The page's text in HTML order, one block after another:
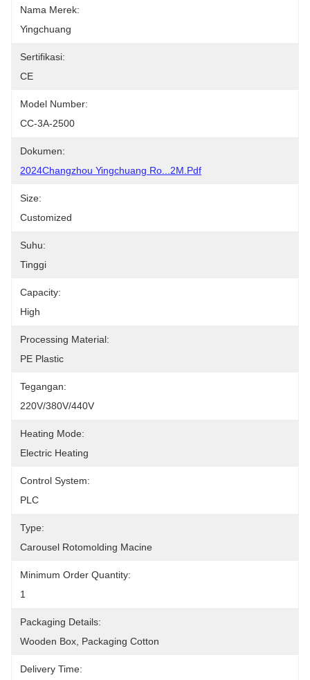
Nama Merek:
Yingchuang
Sertifikasi:
CE
Model Number:
CC-3A-2500
Dokumen:
2024Changzhou Yingchuang Ro...2M.pdf
Size:
Customized
Suhu:
Tinggi
Capacity:
High
Processing Material:
PE Plastic
Tegangan:
220V/380V/440V
Heating Mode:
Electric Heating
Control System:
PLC
Type:
Carousel Rotomolding Macine
Minimum Order Quantity:
1
Packaging Details:
Wooden Box, Packaging Cotton
Delivery Time: